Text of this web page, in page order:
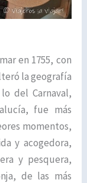
en 1755, con
la geografía
del Carnaval,
fue más
momentos,
y acogedora,
y pesquera,
de las más